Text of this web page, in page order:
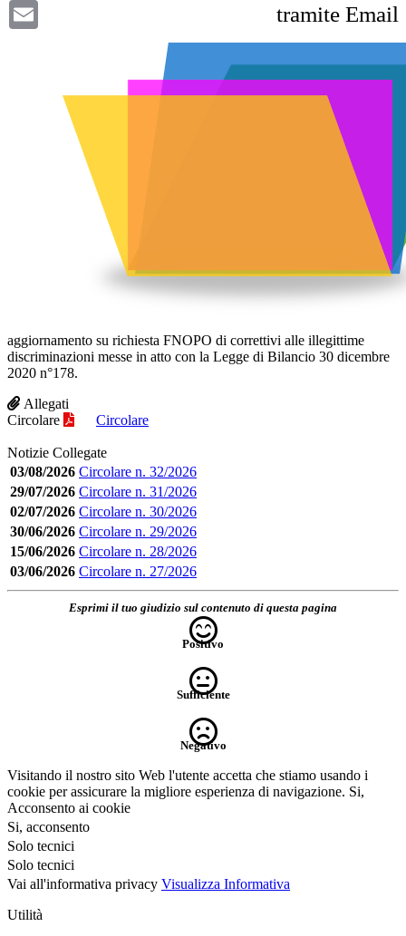
tramite Email
aggiornamento su richiesta FNOPO di correttivi alle illegittime
discriminazioni messe in atto con la Legge di Bilancio 30 dicembre
2020 n°178.
Allegati
Circolare
Circolare
Notizie Collegate
03/08/2026 Circolare n. 32/2026
29/07/2026 Circolare n. 31/2026
02/07/2026 Circolare n. 30/2026
30/06/2026 Circolare n. 29/2026
15/06/2026 Circolare n. 28/2026
03/06/2026 Circolare n. 27/2026
Esprimi il tuo giudizio sul contenuto di questa pagina
Positivo
Sufficiente
Negativo
Visitando il nostro sito Web l'utente accetta che stiamo usando i
cookie per assicurare la migliore esperienza di navigazione. Si,
Acconsento ai cookie
Si, acconsento
Solo tecnici
Solo tecnici
Vai all'informativa privacy Visualizza Informativa
Utilità